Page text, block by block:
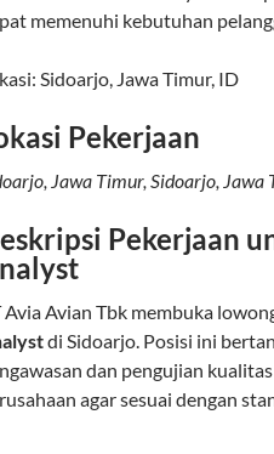
memenuhi kebutuhan
Sidoarjo, Jawa Timur, ID
Pekerjaan
Jawa Timur, Sidoarjo, Jawa
Pekerjaan
Avia Avian Tbk membuka
di Sidoarjo. Posisi ini
dan pengujian
agar sesuai dengan